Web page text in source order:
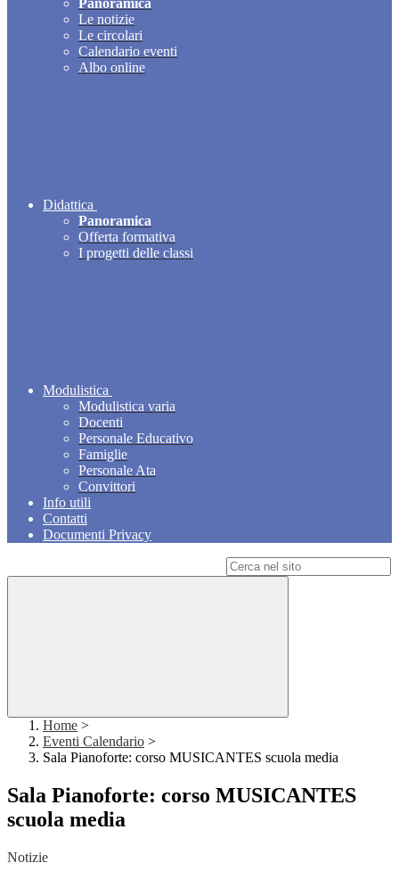
Panoramica
Le notizie
Le circolari
Calendario eventi
Albo online
Didattica
Panoramica
Offerta formativa
I progetti delle classi
Modulistica
Modulistica varia
Docenti
Personale Educativo
Famiglie
Personale Ata
Convittori
Info utili
Contatti
Documenti Privacy
Home >
Eventi Calendario >
Sala Pianoforte: corso MUSICANTES scuola media
Sala Pianoforte: corso MUSICANTES
scuola media
Notizie